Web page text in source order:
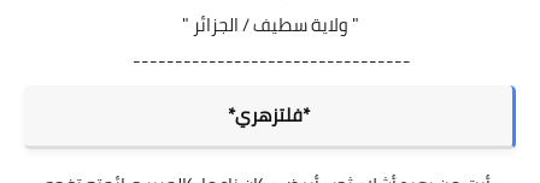
" ولاية سطيف / الجزائر "
---------------------------------
*فلتزهري*